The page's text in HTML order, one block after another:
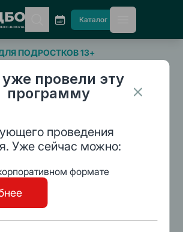
провели эту
программу
проведения
Уже сейчас можно:
формате
Каталог
ПОДРОСТКОВ 13+
Жизнь в своем ритме.
г c 14:00
ЦБО